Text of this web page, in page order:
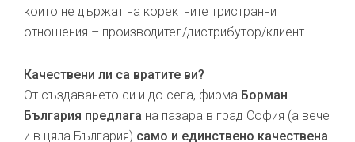
които не държат на коректните тристранни
отношения – производител/дистрибутор/клиент.
Качествени ли са вратите ви?
От създаването си и до сега, фирма Борман
България предлага на пазара в град София (а вече
и в цяла България) само и единствено качествена